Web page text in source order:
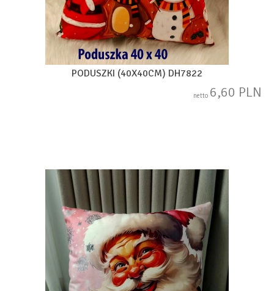
PODUSZKI (40X40CM) DH7822
netto 6,60 PLN